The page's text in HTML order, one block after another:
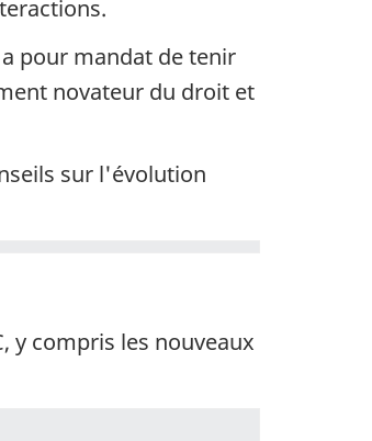
a pour mandat de tenir
novateur du droit et
sur l'évolution
y compris les nouveaux